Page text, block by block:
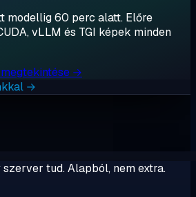
modellig 60 perc alatt. Előre
vLLM és TGI képek minden
→
→
tud. Alapból, nem extra.